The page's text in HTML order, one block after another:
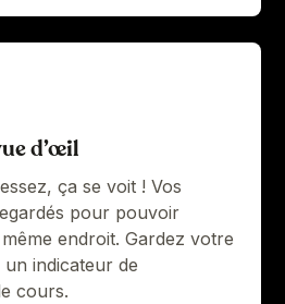
- Groove + Melody
Groove + Melody
- Be inspired
part 1 (main
d’œil
ça se voit ! Vos
pour pouvoir
endroit. Gardez votre
indicateur de
cours.